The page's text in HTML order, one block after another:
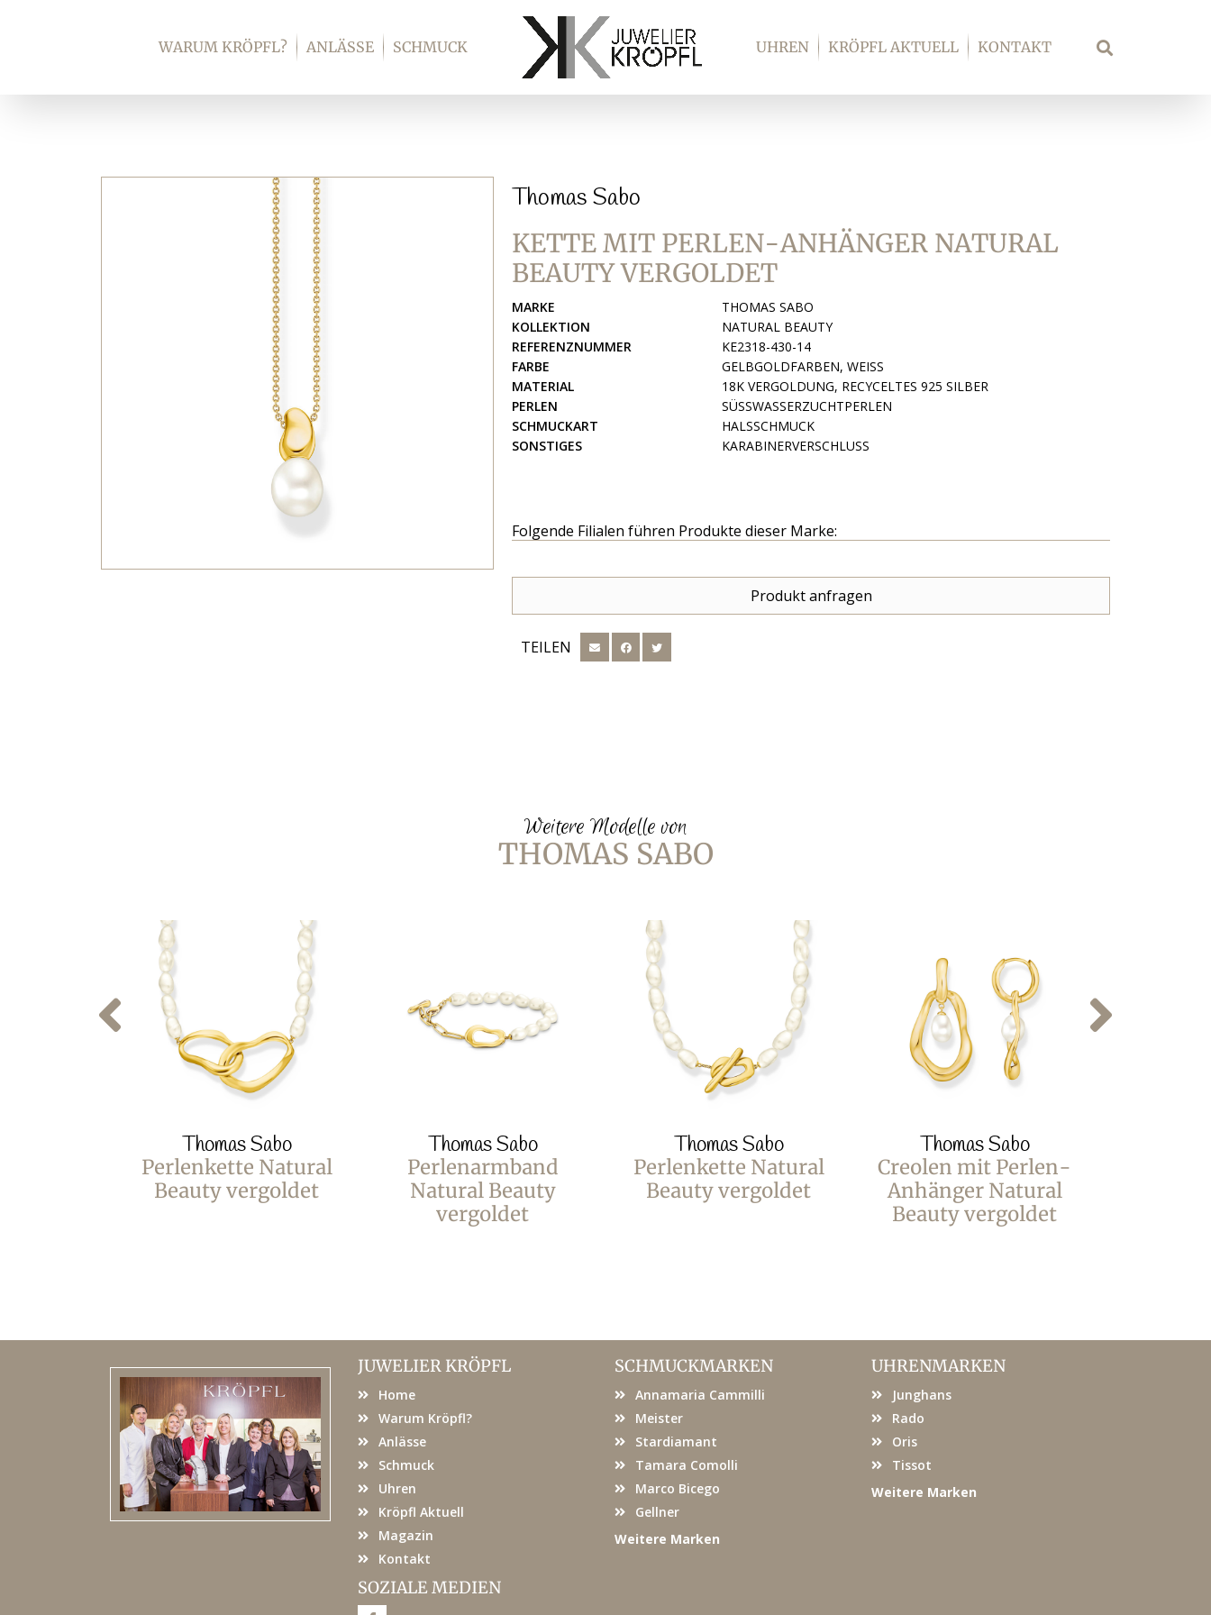
WARUM KRÖPFL? ANLÄSSE SCHMUCK UHREN KRÖPFL AKTUELL KONTAKT Suche
Thomas Sabo
KETTE MIT PERLEN-ANHÄNGER NATURAL
BEAUTY VERGOLDET
MARKE
THOMAS SABO
KOLLEKTION
NATURAL BEAUTY
REFERENZNUMMER
KE2318-430-14
FARBE
GELBGOLDFARBEN, WEISS
MATERIAL
18K VERGOLDUNG, RECYCELTES 925 SILBER
PERLEN
SÜSSWASSERZUCHTPERLEN
SCHMUCKART
HALSSCHMUCK
SONSTIGES
KARABINERVERSCHLUSS
Folgende Filialen führen Produkte dieser Marke:
Produkt anfragen
TEILEN
Weitere Modelle von
THOMAS SABO
Thomas Sabo
Perlenkette Natural
Beauty vergoldet
Thomas Sabo
Perlenarmband
Natural Beauty
vergoldet
Thomas Sabo
Perlenkette Natural
Beauty vergoldet
Thomas Sabo
Creolen mit Perlen-
Anhänger Natural
Beauty vergoldet
JUWELIER KRÖPFL
Home
Warum Kröpfl?
Anlässe
Schmuck
Uhren
Kröpfl Aktuell
Magazin
Kontakt
SOZIALE MEDIEN
SCHMUCKMARKEN
Annamaria Cammilli
Meister
Stardiamant
Tamara Comolli
Marco Bicego
Gellner
Weitere Marken
UHRENMARKEN
Junghans
Rado
Oris
Tissot
Weitere Marken